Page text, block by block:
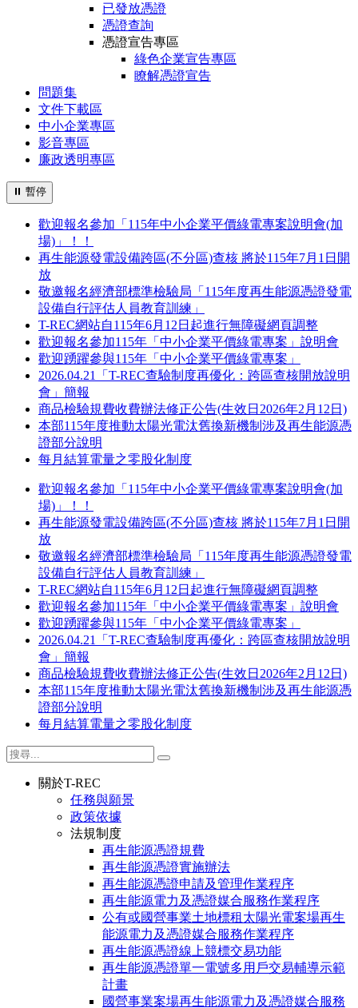
已發放憑證
憑證查詢
憑證宣告專區
綠色企業宣告專區
瞭解憑證宣告
問題集
文件下載區
中小企業專區
影音專區
廉政透明專區
⏸ 暫停
歡迎報名參加「115年中小企業平價綠電專案說明會(加
場)」！！
再生能源發電設備跨區(不分區)查核 將於115年7月1日開
放
敬邀報名經濟部標準檢驗局「115年度再生能源憑證發電
設備自行評估人員教育訓練」
T-REC網站自115年6月12日起進行無障礙網頁調整
歡迎報名參加115年「中小企業平價綠電專案」說明會
歡迎踴躍參與115年「中小企業平價綠電專案」
2026.04.21「T-REC查驗制度再優化：跨區查核開放說明
會」簡報
商品檢驗規費收費辦法修正公告(生效日2026年2月12日)
本部115年度推動太陽光電汰舊換新機制涉及再生能源憑
證部分說明
每月結算電量之零股化制度
歡迎報名參加「115年中小企業平價綠電專案說明會(加
場)」！！
再生能源發電設備跨區(不分區)查核 將於115年7月1日開
放
敬邀報名經濟部標準檢驗局「115年度再生能源憑證發電
設備自行評估人員教育訓練」
T-REC網站自115年6月12日起進行無障礙網頁調整
歡迎報名參加115年「中小企業平價綠電專案」說明會
歡迎踴躍參與115年「中小企業平價綠電專案」
2026.04.21「T-REC查驗制度再優化：跨區查核開放說明
會」簡報
商品檢驗規費收費辦法修正公告(生效日2026年2月12日)
本部115年度推動太陽光電汰舊換新機制涉及再生能源憑
證部分說明
每月結算電量之零股化制度
關於T-REC
任務與願景
政策依據
法規制度
再生能源憑證規費
再生能源憑證實施辦法
再生能源憑證申請及管理作業程序
再生能源電力及憑證媒合服務作業程序
公有或國營事業土地標租太陽光電案場再生
能源電力及憑證媒合服務作業程序
再生能源憑證線上競標交易功能
再生能源憑證單一電號多用戶交易輔導示範
計畫
國營事業案場再生能源電力及憑證媒合服務